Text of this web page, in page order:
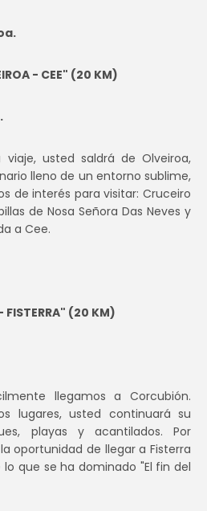
- CEE" (20 KM)
usted saldrá de Olveiroa,
lleno de un entorno sublime,
de interés para visitar: Cruceiro
de Nosa Señora Das Neves y
a Cee.
(20 KM)
llegamos a Corcubión.
lugares, usted continuará su
playas y acantilados. Por
oportunidad de llegar a Fisterra
que se ha dominado "El fin del